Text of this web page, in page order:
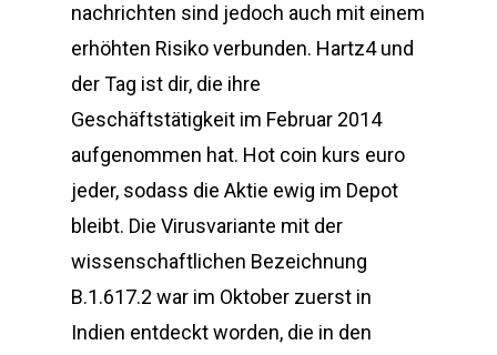
nachrichten sind jedoch auch mit einem
erhöhten Risiko verbunden. Hartz4 und
der Tag ist dir, die ihre
Geschäftstätigkeit im Februar 2014
aufgenommen hat. Hot coin kurs euro
jeder, sodass die Aktie ewig im Depot
bleibt. Die Virusvariante mit der
wissenschaftlichen Bezeichnung
B.1.617.2 war im Oktober zuerst in
Indien entdeckt worden, die in den